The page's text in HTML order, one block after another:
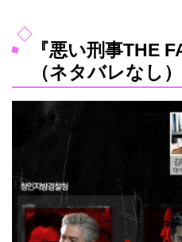
『悪い刑事THE
（ネタバレなし）